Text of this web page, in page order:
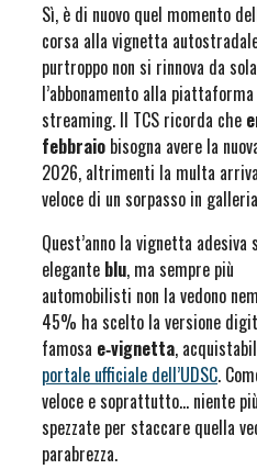
Sì, è di nuovo quel momento
corsa alla vignetta
purtroppo non si rinnova da
l’abbonamento alla piattaforma
streaming. Il TCS ricorda che
febbraio bisogna avere la
2026, altrimenti la multa
veloce di un sorpasso in
Quest’anno la vignetta adesiva
elegante blu, ma sempre più
automobilisti non la vedono
45% ha scelto la versione
famosa e‑vignetta,
portale ufficiale dell’UDSC.
veloce e soprattutto… niente
spezzate per staccare quella
parabrezza.